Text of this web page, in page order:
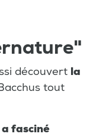
découvert la
tout
a fasciné